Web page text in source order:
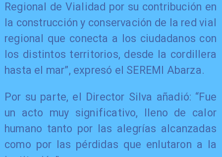
Regional de Vialidad por su contribución en
la construcción y conservación de la red vial
regional que conecta a los ciudadanos con
los distintos territorios, desde la cordillera
hasta el mar”, expresó el SEREMI Abarza.
Por su parte, el Director Silva añadió: “Fue
un acto muy significativo, lleno de calor
humano tanto por las alegrías alcanzadas
como por las pérdidas que enlutaron a la